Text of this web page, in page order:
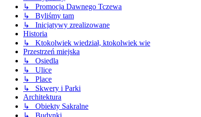
↳ Promocja Dawnego Tczewa
↳ Byliśmy tam
↳ Inicjatywy zrealizowane
Historia
↳ Ktokolwiek wiedział, ktokolwiek wie
Przestrzeń miejska
↳ Osiedla
↳ Ulice
↳ Place
↳ Skwery i Parki
Architektura
↳ Obiekty Sakralne